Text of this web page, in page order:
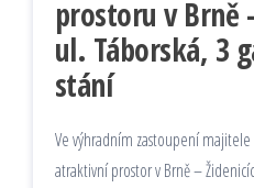
prostoru v Brně
ul. Táborská, 3
stání
Ve výhradním zastoupení
atraktivní prostor v Brně –